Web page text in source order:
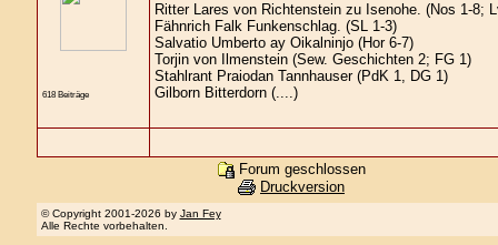
618 Beiträge
Ritter Lares von Richtenstein zu Isenohe. (Nos 1-8;
Fähnrich Falk Funkenschlag. (SL 1-3)
Salvatio Umberto ay Oikalninjo (Hor 6-7)
Torjin von Ilmenstein (Sew. Geschichten 2; FG 1)
Stahlrant Praiodan Tannhauser (PdK 1, DG 1)
Gilborn Bitterdorn (....)
Forum geschlossen
Druckversion
© Copyright 2001-2026 by Jan Fey
Alle Rechte vorbehalten.